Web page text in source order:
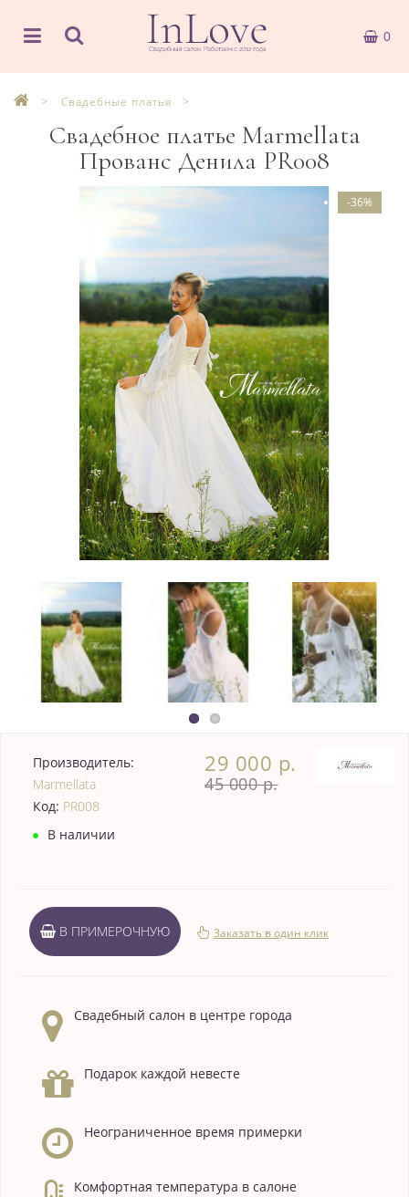
0
Свадебные платья
Свадебное платье Marmellata
Прованс Денила PR008
-36%
Производитель:
Marmellata
Код: PR008
В наличии
29 000 р.
45 000 р.
В ПРИМЕРОЧНУЮ Заказать в один клик
Свадебный салон в центре города
Подарок каждой невесте
Неограниченное время примерки
Комфортная температура в салоне